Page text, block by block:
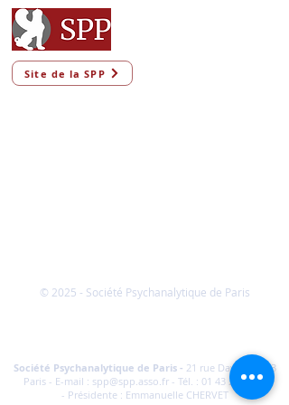
Site de la SPP
© 2025 - Société Psychanalytique de Paris
Société Psychanalytique de Paris- 21 rue Daviel 75013
Paris - E-mail : spp@spp.asso.fr- Tél. : 01 43 29 66 70
- Présidente : Emmanuelle CHERVET